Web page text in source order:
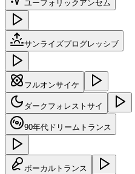
ユーフォリックアンセム
サンライズプログレッシブ
フルオンサイケ
ダークフォレストサイ
90年代ドリームトランス
ボーカルトランス